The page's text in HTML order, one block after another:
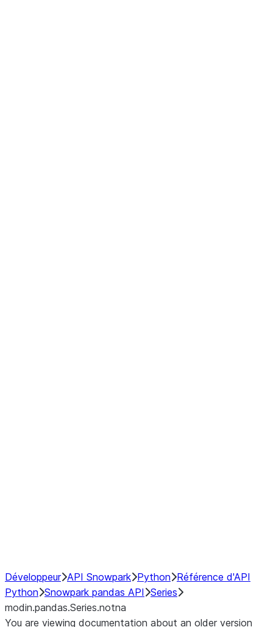
Développeur API Snowpark Python Référence d'API
Python Snowpark pandas API Series
modin.pandas.Series.notna
You are viewing documentation about an older version